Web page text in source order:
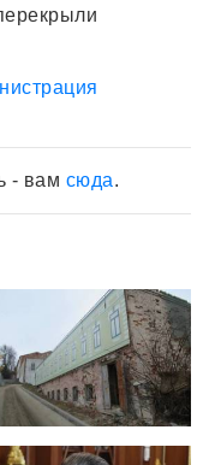
- вам сюда.